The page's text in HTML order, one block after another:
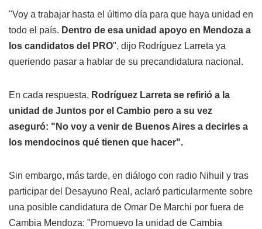
"Voy a trabajar hasta el último día para que haya unidad en
todo el país. Dentro de esa unidad apoyo en Mendoza a
los candidatos del PRO", dijo Rodríguez Larreta ya
queriendo pasar a hablar de su precandidatura nacional.
En cada respuesta, Rodríguez Larreta se refirió a la
unidad de Juntos por el Cambio pero a su vez
aseguró: "No voy a venir de Buenos Aires a decirles a
los mendocinos qué tienen que hacer".
Sin embargo, más tarde, en diálogo con radio Nihuil y tras
participar del Desayuno Real, aclaró particularmente sobre
una posible candidatura de Omar De Marchi por fuera de
Cambia Mendoza: "Promuevo la unidad de Cambia